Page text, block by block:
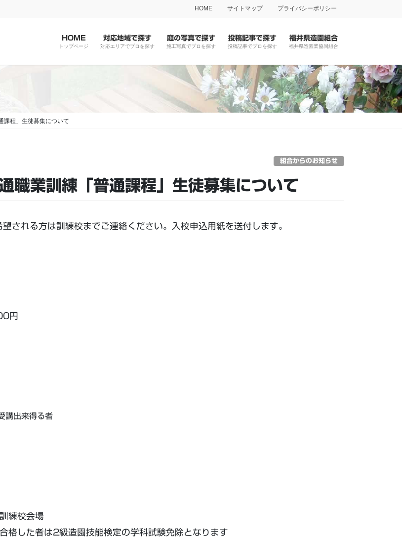
HOME サイトマップ プライバシーポリシー
HOME
トップページ
対応地域で探す
対応エリアでプロを探す
庭の写真で探す
施工写真でプロを探す
投稿記事で探す
投稿記事でプロを探す
福井県造園組合
福井県造園業協同組合
課程」生徒募集について
組合からのお知らせ
職業訓練「普通課程」生徒募集について
される方は訓練校までご連絡ください。入校申込用紙を送付します。
円
講出来得る者
練校会場
た者は2級造園技能検定の学科試験免除となります